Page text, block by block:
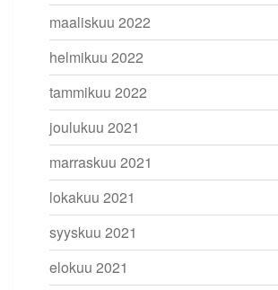
maaliskuu 2022
helmikuu 2022
tammikuu 2022
joulukuu 2021
marraskuu 2021
lokakuu 2021
syyskuu 2021
elokuu 2021